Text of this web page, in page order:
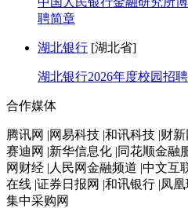
聘简章
湖北银行 [湖北省]
湖北银行2026年度校园招
合作媒体
腾讯网 |网易科技 |和讯科技 |财
赛迪网 |新华信息化 |同花顺金融
网财经 |人民网金融频道 |中文互
在线 |证券日报网 |和讯银行 |凤
集中采购网